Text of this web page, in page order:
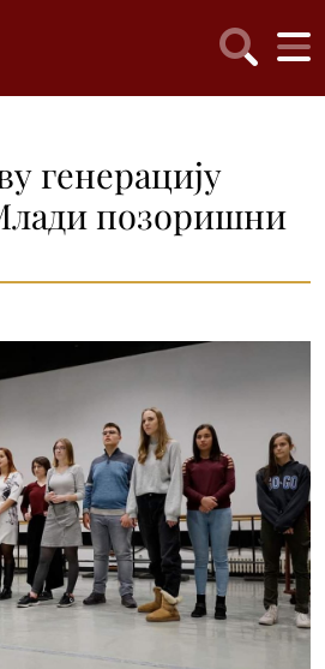
генерацију
позоришни